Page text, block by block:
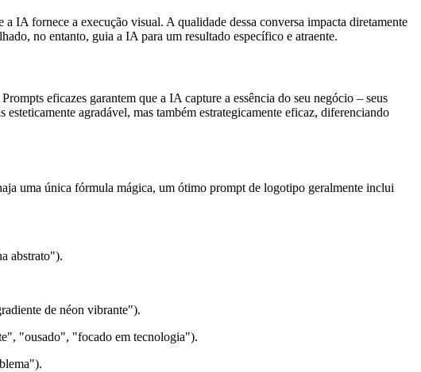
IA fornece a execução visual. A qualidade dessa conversa impacta diretamente
no entanto, guia a IA para um resultado específico e atraente.
Prompts eficazes garantem que a IA capture a essência do seu negócio – seus
agradável, mas também estrategicamente eficaz, diferenciando
uma única fórmula mágica, um ótimo prompt de logotipo geralmente inclui
abstrato").
de néon vibrante").
"ousado", "focado em tecnologia").